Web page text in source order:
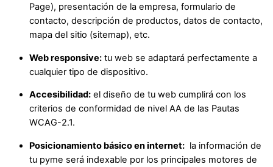
Page), presentación de la empresa, formulario de
contacto, descripción de productos, datos de contacto,
mapa del sitio (sitemap), etc.
Web responsive: tu web se adaptará perfectamente a
cualquier tipo de dispositivo.
Accesibilidad: el diseño de tu web cumplirá con los
criterios de conformidad de nivel AA de las Pautas
WCAG-2.1.
Posicionamiento básico en internet: la información de
tu pyme será indexable por los principales motores de